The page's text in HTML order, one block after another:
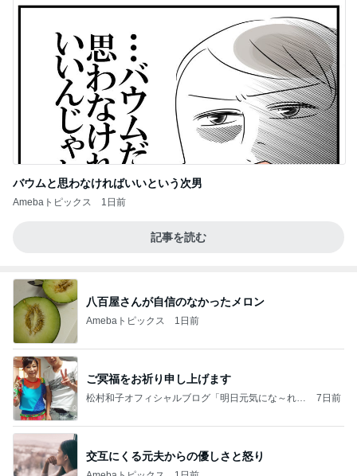
バウムと思わなければいいという次男
Amebaトピックス 1日前
記事を読む
八百屋さんが自信のなかったメロン
Amebaトピックス 1日前
ご冥福をお祈り申し上げます
松村和子オフィシャルブログ「明日元気にな～れ」
7日前
交互にくる元夫からの優しさと怒り